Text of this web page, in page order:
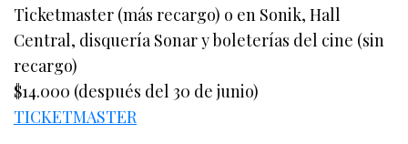
Ticketmaster (más recargo) o en Sonik, Hall
Central, disquería Sonar y boleterías del cine (sin
recargo)
$14.000 (después del 30 de junio)
TICKETMASTER